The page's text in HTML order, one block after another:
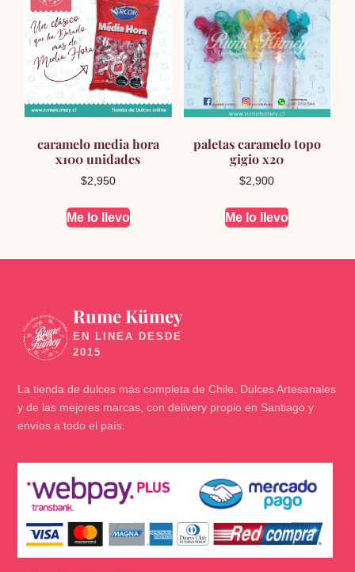
caramelo media hora
x100 unidades
$2,950
Me lo llevo
paletas caramelo topo
gigio x20
$2,900
Me lo llevo
🍬
Rume Kümey
La tienda de dulces más completa de Chile. Dulces Artesanales
y de las mejores marcas, con delivery propio en Santiago y
envíos a todo el país.